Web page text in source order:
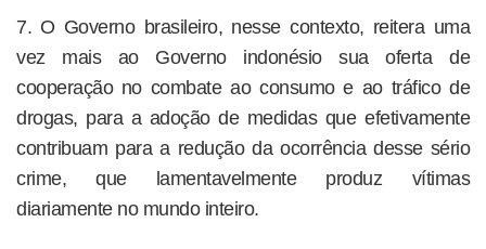
7. O Governo brasileiro, nesse contexto, reitera uma
vez mais ao Governo indonésio sua oferta de
cooperação no combate ao consumo e ao tráfico de
drogas, para a adoção de medidas que efetivamente
contribuam para a redução da ocorrência desse sério
crime, que lamentavelmente produz vítimas
diariamente no mundo inteiro.